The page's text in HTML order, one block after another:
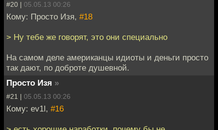
#20 | 05.05.13 00:26
Кому: Просто Изя, #18
> Ну тебе же говорят, это они специально
На самом деле американцы идиоты и деньги просто
так дают, по доброте душевной.
Просто Изя »
#21 | 05.05.13 00:26
Кому: ev1l, #16